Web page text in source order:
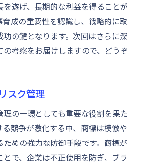
遂げ、長期的な利益を得ることが
育成の重要性を認識し、戦略的に取
功の鍵となります。次回はさらに深
の考察をお届けしますので、どうぞ
スク管理
理の一環としても重要な役割を果た
る競争が激化する中、商標は模倣や
めの強力な防御手段です。商標が
で、企業は不正使用を防ぎ、ブラ